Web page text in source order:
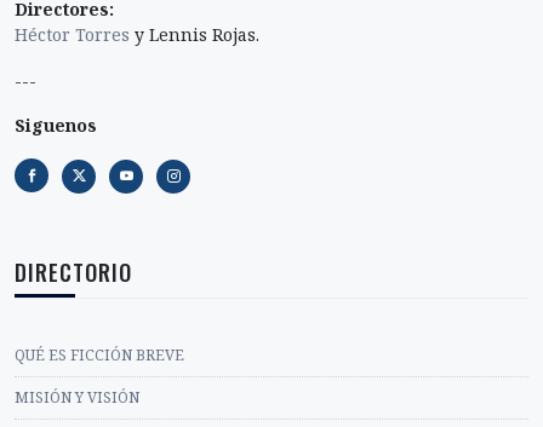
Directores:
Héctor Torres y Lennis Rojas.
---
Siguenos
DIRECTORIO
QUÉ ES FICCIÓN BREVE
MISIÓN Y VISIÓN